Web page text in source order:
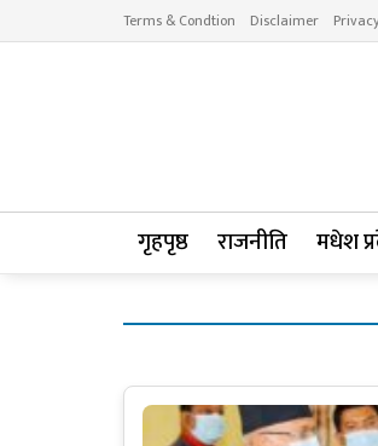
Terms & Condtion Disclaimer
गृहपृष्ठ राजनीति मधेश